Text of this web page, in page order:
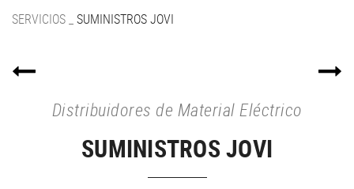
SERVICIOS SUMINISTROS JOVI
Distribuidores de Material Eléctrico
SUMINISTROS JOVI